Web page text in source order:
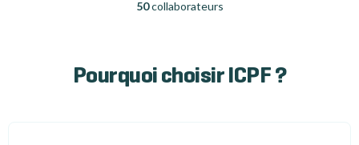
50collaborateurs
Pourquoi choisir ICPF ?